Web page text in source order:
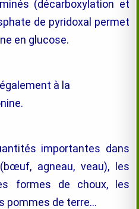
(décarboxylation et
de pyridoxal permet
en glucose.
à la
importantes dans
agneau, veau), les
formes de choux, les
pommes de terre…